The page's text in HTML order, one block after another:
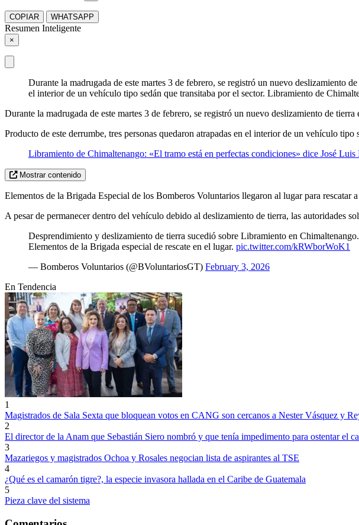
COPIAR WHATSAPP
Resumen Inteligente
×
Durante la madrugada de este martes 3 de febrero, se registró un nuevo deslizamiento
el interior de un vehículo tipo sedán que transitaba por el sector. Libramiento de
Durante la madrugada de este martes 3 de febrero, se registró un nuevo deslizamiento de
Producto de este derrumbe, tres personas quedaron atrapadas en el interior de un vehículo tipo
Libramiento de Chimaltenango: «El tramo está en perfectas condiciones» dice José
Mostrar contenido
Elementos de la Brigada Especial de los Bomberos Voluntarios llegaron al lugar para
A pesar de permanecer dentro del vehículo debido al deslizamiento de tierra, las autoridades
Desprendimiento y deslizamiento de tierra sucedió sobre Libramiento en
Elementos de la Brigada especial de rescate en el lugar. pic.twitter.com/kRWborWoK1
— Bomberos Voluntarios (@BVoluntariosGT) February 3, 2026
En Tendencia
1
Magistrados de Sala Sexta que bloquean votos en CANG son cercanos a Nester Vásquez y
2
El director de la Anam que Sebastián Siero nombró y que tenía impedimento para ostentar el
3
Mazariegos y magistrados Ochoa y Rosales negocian lista de aspirantes al TSE
4
¿Qué es el camarón tigre?, la especie invasora hallada en el Caribe de Guatemala
5
Pieza clave del sistema